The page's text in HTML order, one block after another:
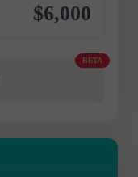
$6,000
BETA